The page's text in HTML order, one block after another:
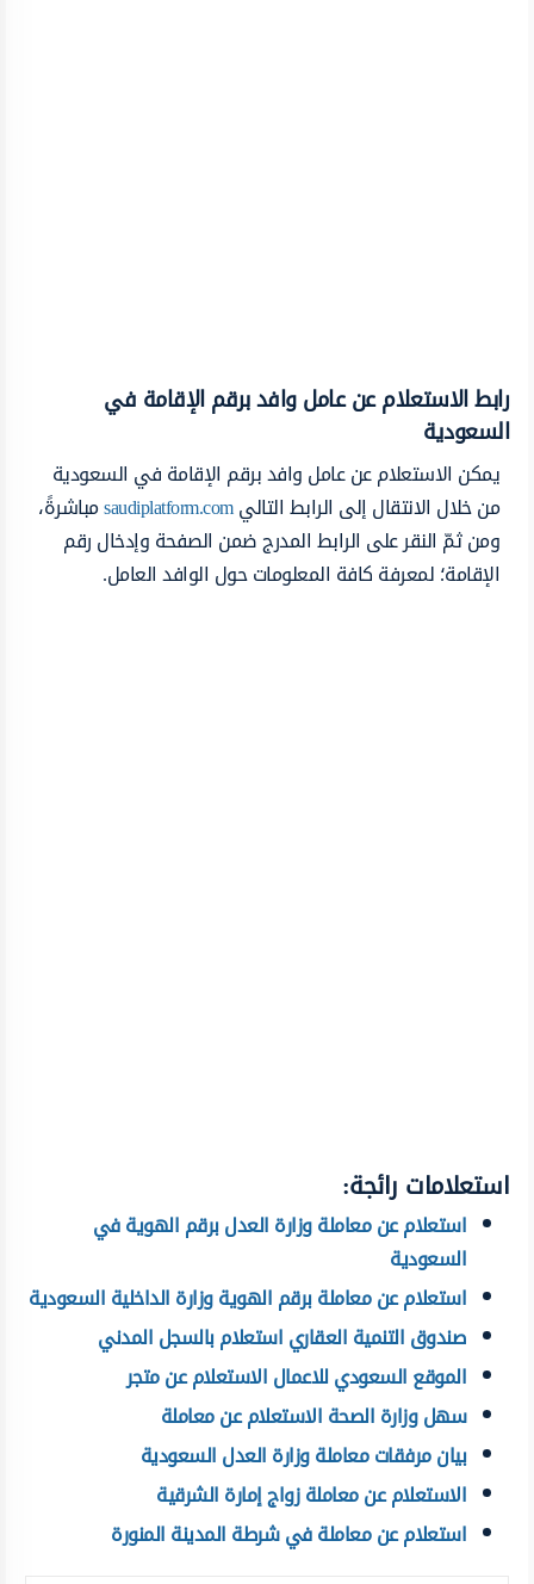
رابط الاستعلام عن عامل وافد برقم الإقامة في
السعودية
يمكن الاستعلام عن عامل وافد برقم الإقامة في السعودية
من خلال الانتقال إلى الرابط التاليsaudiplatform.comمباشرةً،
ومن ثمّ النقر على الرابط المدرج ضمن الصفحة وإدخال رقم
الإقامة؛ لمعرفة كافة المعلومات حول الوافد العامل.
استعلامات رائجة:
استعلام عن معاملة وزارة العدل برقم الهوية في
السعودية
استعلام عن معاملة برقم الهوية وزارة الداخلية السعودية
صندوق التنمية العقاري استعلام بالسجل المدني
الموقع السعودي للاعمال الاستعلام عن متجر
سهل وزارة الصحة الاستعلام عن معاملة
بيان مرفقات معاملة وزارة العدل السعودية
الاستعلام عن معاملة زواج إمارة الشرقية
استعلام عن معاملة في شرطة المدينة المنورة